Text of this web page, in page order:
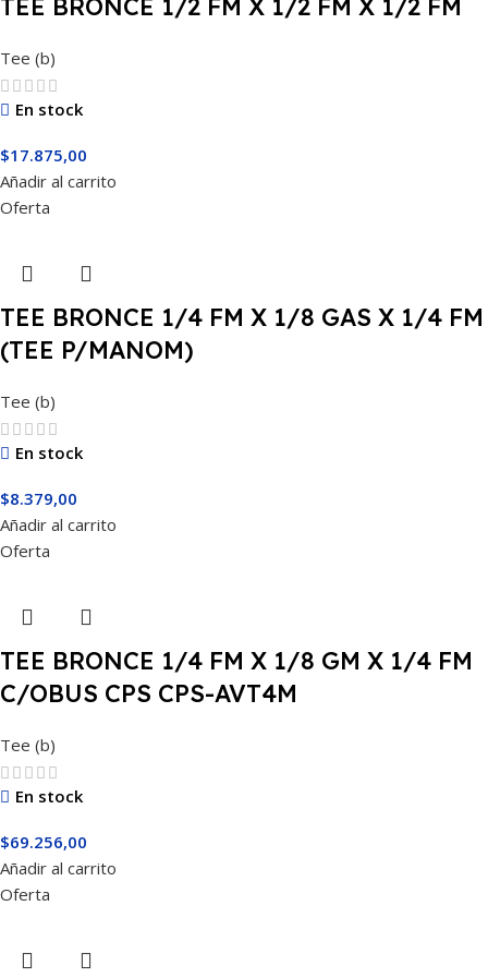
TEE BRONCE 1/2 FM X 1/2 FM X 1/2 FM
Tee (b)
En stock
$17.875,00
Añadir al carrito
Oferta
TEE BRONCE 1/4 FM X 1/8 GAS X 1/4 FM
(TEE P/MANOM)
Tee (b)
En stock
$8.379,00
Añadir al carrito
Oferta
TEE BRONCE 1/4 FM X 1/8 GM X 1/4 FM
C/OBUS CPS CPS-AVT4M
Tee (b)
En stock
$69.256,00
Añadir al carrito
Oferta